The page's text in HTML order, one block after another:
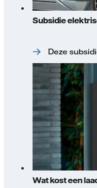
Subsidie
Deze
Wat kost een